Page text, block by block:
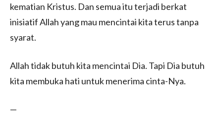
kematian Kristus. Dan semua itu terjadi berkat
inisiatif Allah yang mau mencintai kita terus tanpa
syarat.
Allah tidak butuh kita mencintai Dia. Tapi Dia butuh
kita membuka hati untuk menerima cinta-Nya.
—